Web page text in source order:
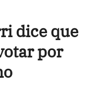
dice que
por